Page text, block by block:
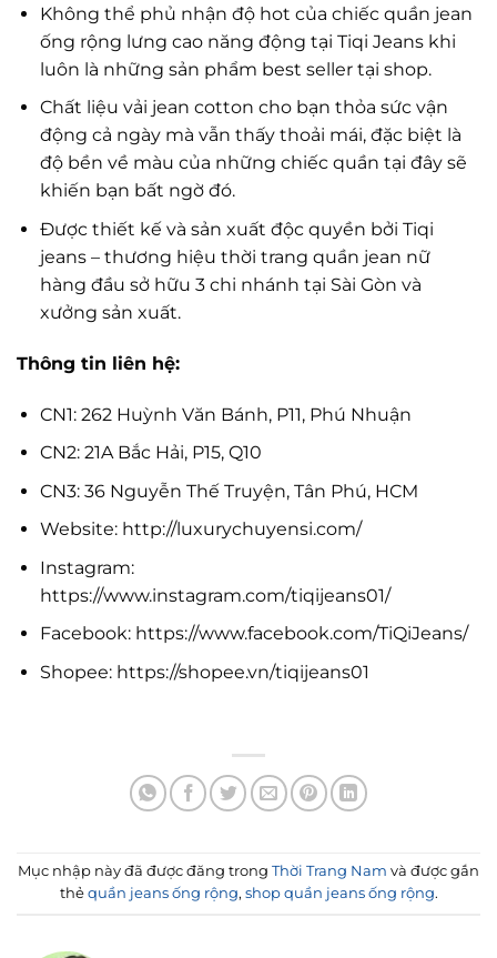
Không thể phủ nhận độ hot của chiếc quần jean
ống rộng lưng cao năng động tại Tiqi Jeans khi
luôn là những sản phẩm best seller tại shop.
Chất liệu vải jean cotton cho bạn thỏa sức vận
động cả ngày mà vẫn thấy thoải mái, đặc biệt là
độ bền về màu của những chiếc quần tại đây sẽ
khiến bạn bất ngờ đó.
Được thiết kế và sản xuất độc quyền bởi Tiqi
jeans – thương hiệu thời trang quần jean nữ
hàng đầu sở hữu 3 chi nhánh tại Sài Gòn và
xưởng sản xuất.
Thông tin liên hệ:
CN1: 262 Huỳnh Văn Bánh, P11, Phú Nhuận
CN2: 21A Bắc Hải, P15, Q10
CN3: 36 Nguyễn Thế Truyện, Tân Phú, HCM
Website: http://luxurychuyensi.com/
Instagram:
https://www.instagram.com/tiqijeans01/
Facebook: https://www.facebook.com/TiQiJeans/
Shopee: https://shopee.vn/tiqijeans01
Mục nhập này đã được đăng trong Thời Trang Nam và được gắn
thẻ quần jeans ống rộng, shop quần jeans ống rộng.